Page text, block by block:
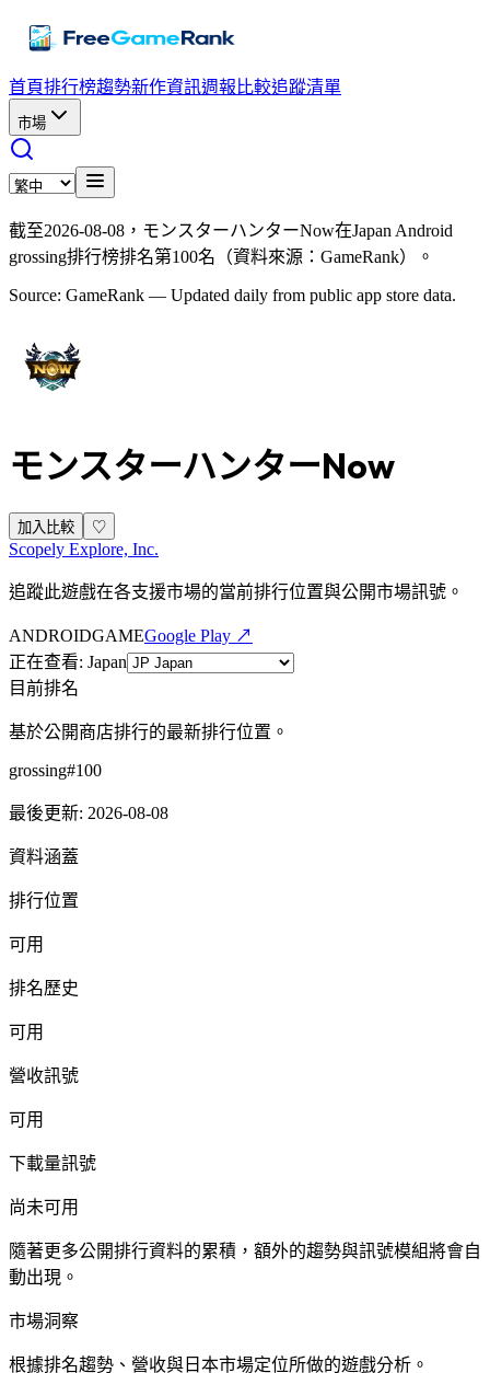
首頁排行榜趨勢新作資訊週報 比較追蹤清單
市場
截至2026-08-08，モンスターハンターNow在Japan Android
grossing排行榜排名第100名（資料來源：GameRank）。
Source: GameRank — Updated daily from public app store data.
モンスターハンターNow
加入比較 ♡
Scopely Explore, Inc.
追蹤此遊戲在各支援市場的當前排行位置與公開市場訊號。
ANDROIDGAMEGoogle Play ↗
正在查看: Japan
目前排名
基於公開商店排行的最新排行位置。
grossing#100
最後更新: 2026-08-08
資料涵蓋
排行位置
可用
排名歷史
可用
營收訊號
可用
下載量訊號
尚未可用
隨著更多公開排行資料的累積，額外的趨勢與訊號模組將會自
動出現。
市場洞察
根據排名趨勢、營收與日本市場定位所做的遊戲分析。